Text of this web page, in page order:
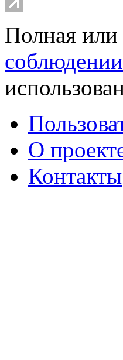
Полная или
О
Контакты